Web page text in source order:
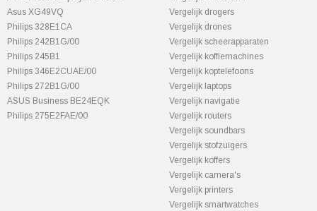
Asus XG49VQ
Philips 328E1CA
Philips 242B1G/00
Philips 245B1
Philips 346E2CUAE/00
Philips 272B1G/00
ASUS Business BE24EQK
Philips 275E2FAE/00
Vergelijk drogers
Vergelijk drones
Vergelijk scheerapparaten
Vergelijk koffiemachines
Vergelijk koptelefoons
Vergelijk laptops
Vergelijk navigatie
Vergelijk routers
Vergelijk soundbars
Vergelijk stofzuigers
Vergelijk koffers
Vergelijk camera's
Vergelijk printers
Vergelijk smartwatches